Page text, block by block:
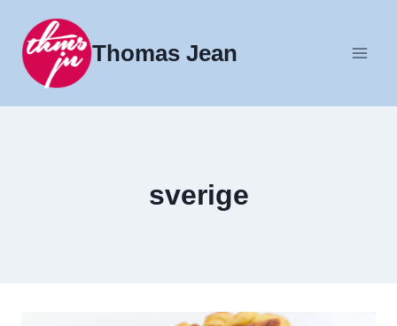
indhold
Thomas Jean
sverige